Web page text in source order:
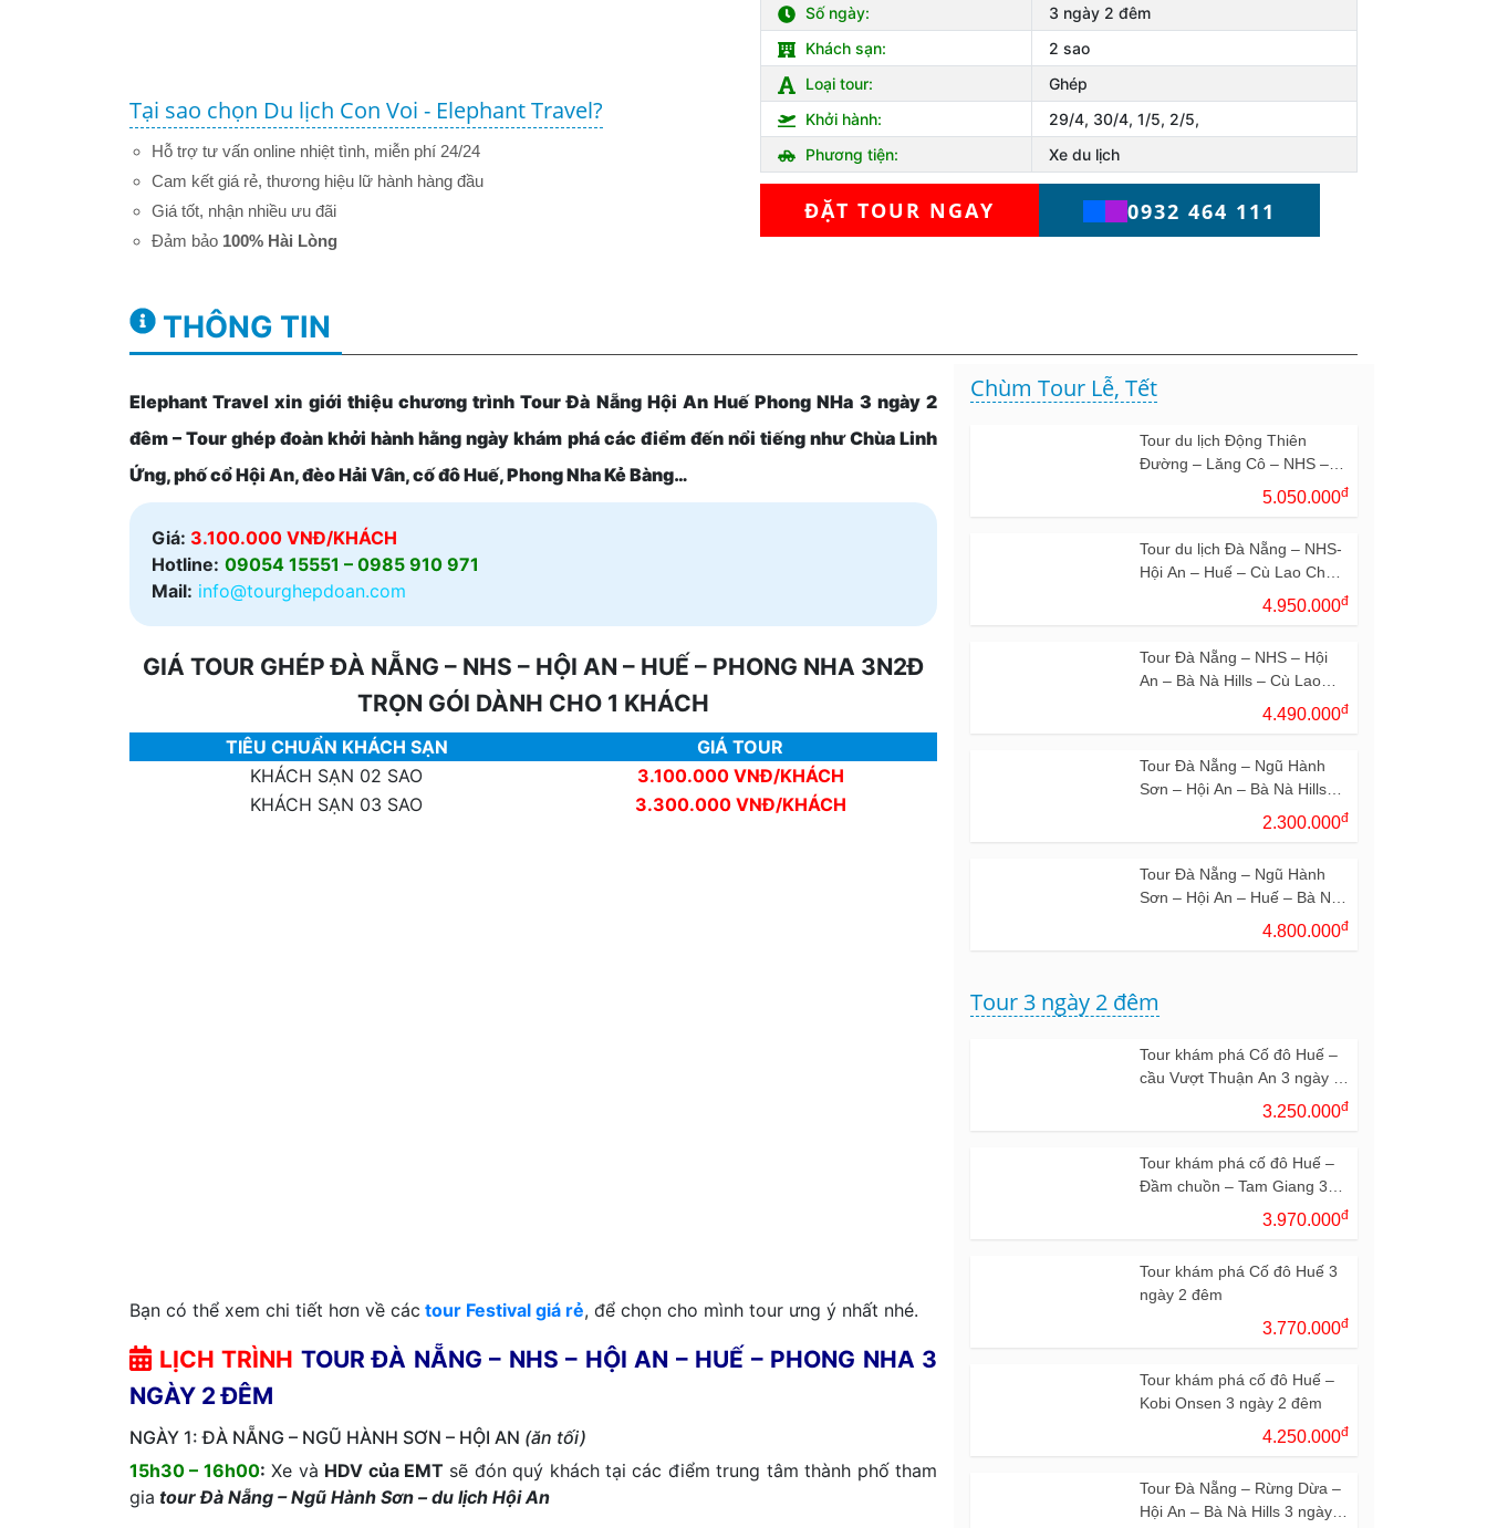
Tại sao chọn Du lịch Con Voi - Elephant Travel?
Hỗ trợ tư vấn online nhiệt tình, miễn phí 24/24
Cam kết giá rẻ, thương hiệu lữ hành hàng đầu
Giá tốt, nhận nhiều ưu đãi
Đảm bảo 100% Hài Lòng
Số ngày:
3 ngày 2 đêm
Khách sạn:
2 sao
Loại tour:
Ghép
Khởi hành:
29/4, 30/4, 1/5, 2/5,
Phương tiện:
Xe du lịch
ĐẶT TOUR NGAY 0932 464 111
THÔNG TIN
Elephant Travel xin giới thiệu chương trình Tour Đà Nẵng Hội An Huế Phong NHa 3 ngày 2
đêm – Tour ghép đoàn khởi hành hằng ngày khám phá các điểm đến nổi tiếng như Chùa Linh
Ứng, phố cổ Hội An, đèo Hải Vân, cố đô Huế, Phong Nha Kẻ Bàng…
Giá: 3.100.000 VNĐ/KHÁCH
Hotline: 09054 15551 – 0985 910 971
Mail: info@tourghepdoan.com
GIÁ TOUR GHÉP ĐÀ NẴNG – NHS – HỘI AN – HUẾ – PHONG NHA 3N2Đ
TRỌN GÓI DÀNH CHO 1 KHÁCH
TIÊU CHUẨN KHÁCH SẠN
GIÁ TOUR
KHÁCH SẠN 02 SAO
3.100.000 VNĐ/KHÁCH
KHÁCH SẠN 03 SAO
3.300.000 VNĐ/KHÁCH
Bạn có thể xem chi tiết hơn về các tour Festival giá rẻ, để chọn cho mình tour ưng ý nhất nhé.
LỊCH TRÌNH TOUR ĐÀ NẴNG – NHS – HỘI AN – HUẾ – PHONG NHA 3
NGÀY 2 ĐÊM
NGÀY 1: ĐÀ NẴNG – NGŨ HÀNH SƠN – HỘI AN (ăn tối)
15h30 – 16h00: Xe và HDV của EMTsẽ đón quý khách tại các điểm trung tâm thành phố tham
gia tour Đà Nẵng – Ngũ Hành Sơn –du lịch Hội An
Chùm Tour Lễ, Tết
Tour du lịch Động Thiên
Đường – Lăng Cô – NHS –
Hội An – Bà Nà 3N2Đ
5.050.000đ
Tour du lịch Đà Nẵng – NHS-
Hội An – Huế – Cù Lao Chàm
– Bà Nà Hills 4N3Đ
4.950.000đ
Tour Đà Nẵng – NHS – Hội
An – Bà Nà Hills – Cù Lao
4.490.000đ
Tour Đà Nẵng – Ngũ Hành
Sơn – Hội An – Bà Nà Hills
2.300.000đ
Tour Đà Nẵng – Ngũ Hành
Sơn – Hội An – Huế – Bà Nà
4.800.000đ
Tour 3 ngày 2 đêm
Tour khám phá Cố đô Huế –
cầu Vượt Thuận An 3 ngày 2
3.250.000đ
Tour khám phá cố đô Huế –
Đầm chuồn – Tam Giang 3
3.970.000đ
Tour khám phá Cố đô Huế 3
ngày 2 đêm
3.770.000đ
Tour khám phá cố đô Huế –
Kobi Onsen 3 ngày 2 đêm
4.250.000đ
Tour Đà Nẵng – Rừng Dừa –
Hội An – Bà Nà Hills 3 ngày 2